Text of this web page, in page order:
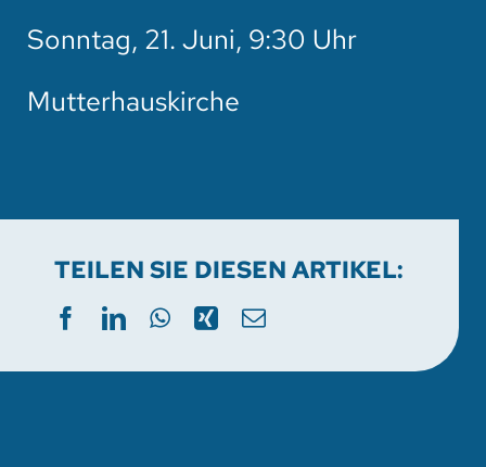
Sonntag, 21. Juni, 9:30 Uhr
Mutterhauskirche
TEILEN SIE DIESEN ARTIKEL: